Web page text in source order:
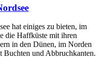
hat einiges zu bieten, im
die Haffküste mit ihren
in den Dünen, im Norden
Buchten und Abbruchkanten.